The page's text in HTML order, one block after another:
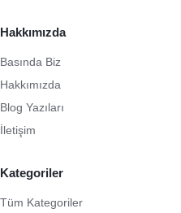
Hakkımızda
Basında Biz
Hakkımızda
Blog Yazıları
İletişim
Kategoriler
Tüm Kategoriler